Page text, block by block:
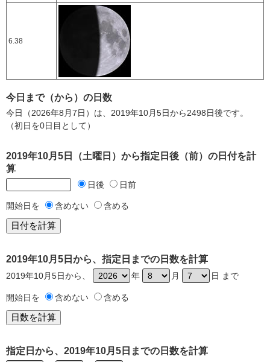
6.38
今日まで（から）の日数
今日（2026年8月7日）は、2019年10月5日から2498日後です。
（初日を0日目として）
2019年10月5日（土曜日）から指定日後（前）の日付を計
算
日後 日前
開始日を 含めない 含める
2019年10月5日から、指定日までの日数を計算
2019年10月5日から、 年 月 日 まで
開始日を 含めない 含める
指定日から、2019年10月5日までの日数を計算